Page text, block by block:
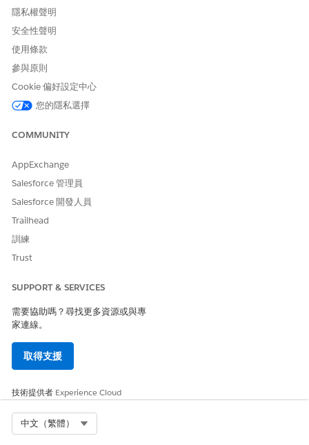
隱私權聲明
安全性聲明
使用條款
參與原則
Cookie 偏好設定中心
您的隱私選擇
COMMUNITY
AppExchange
Salesforce 管理員
Salesforce 開發人員
Trailhead
訓練
Trust
SUPPORT & SERVICES
需要協助嗎？尋找更多資源或與專
家連線。
取得支援
技術提供者 Experience Cloud
中文（繁體）